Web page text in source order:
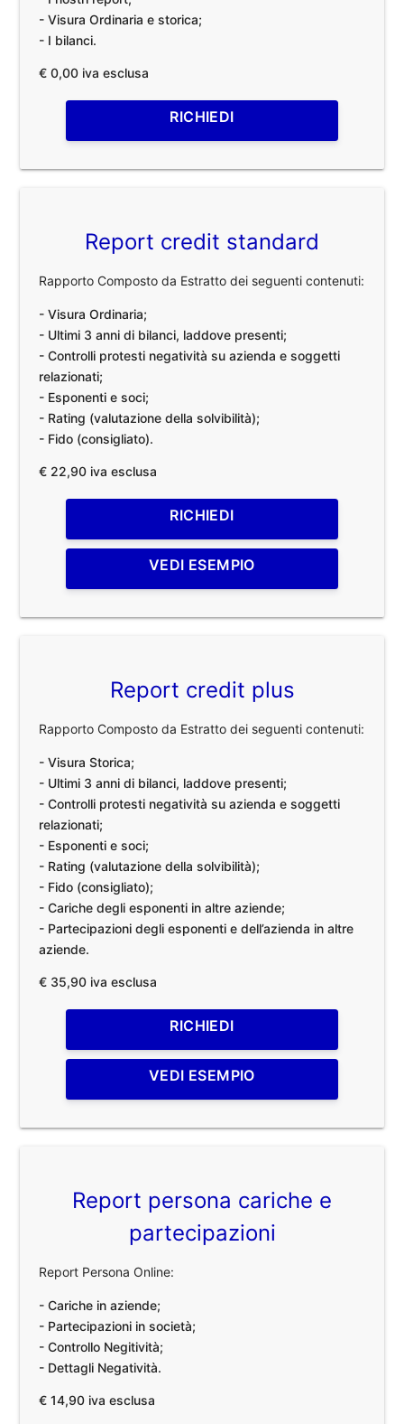
- Visura Ordinaria e storica;
- I bilanci.
€ 0,00 iva esclusa
RICHIEDI
Report credit standard
Rapporto Composto da Estratto dei seguenti contenuti:
- Visura Ordinaria;
- Ultimi 3 anni di bilanci, laddove presenti;
- Controlli protesti negatività su azienda e soggetti
relazionati;
- Esponenti e soci;
- Rating (valutazione della solvibilità);
- Fido (consigliato).
€ 22,90 iva esclusa
RICHIEDI
VEDI ESEMPIO
Report credit plus
Rapporto Composto da Estratto dei seguenti contenuti:
- Visura Storica;
- Ultimi 3 anni di bilanci, laddove presenti;
- Controlli protesti negatività su azienda e soggetti
relazionati;
- Esponenti e soci;
- Rating (valutazione della solvibilità);
- Fido (consigliato);
- Cariche degli esponenti in altre aziende;
- Partecipazioni degli esponenti e dell’azienda in altre
aziende.
€ 35,90 iva esclusa
RICHIEDI
VEDI ESEMPIO
Report persona cariche e
partecipazioni
Report Persona Online:
- Cariche in aziende;
- Partecipazioni in società;
- Controllo Negitività;
- Dettagli Negatività.
€ 14,90 iva esclusa